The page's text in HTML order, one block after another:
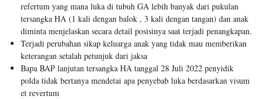
refertum yang mana luka di tubuh GA lebih banyak dari pukulan
tersangka HA (1 kali dengan balok , 3 kali dengan tangan) dan anak
diminta menjelaskan secara detail posisinya saat terjadi penangkapan.
Terjadi perubahan sikap keluarga anak yang tidak mau memberikan
keterangan setalah petunjuk dari jaksa
Bapa BAP lanjutan tersangka HA tanggal 28 Juli 2022 penyidik
polda tidak bertanya mendetai apa penyebab luka berdasarkan visum
et revertum